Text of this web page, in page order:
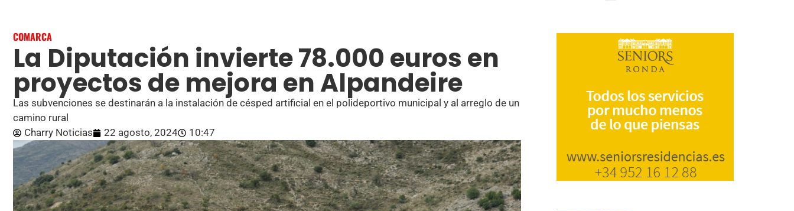
COMARCA
La Diputación invierte 78.000 euros en
proyectos de mejora en Alpandeire
Las subvenciones se destinarán a la instalación de césped artificial en el polideportivo municipal y al arreglo de un
camino rural
Charry Noticias
22 agosto, 2024 10:47